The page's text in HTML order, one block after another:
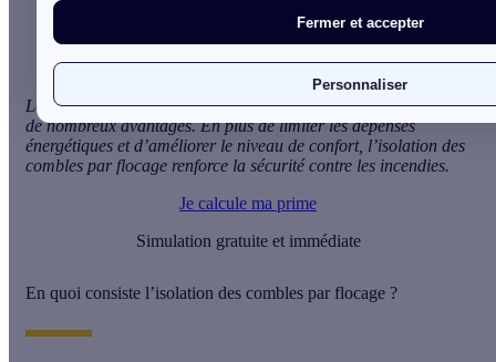
Fermer et accepter
Personnaliser
Différents matériaux, mode opératoire
Voir plus
Le flocageest une technique d’isolation des combles qui offre
de nombreux avantages. En plus de limiter les dépenses
énergétiques et d’améliorer le niveau de confort, l’isolation des
combles par flocage renforce la sécurité contre les incendies.
Je calcule ma prime
Simulation gratuite et immédiate
En quoi consiste l’isolation des combles par flocage ?